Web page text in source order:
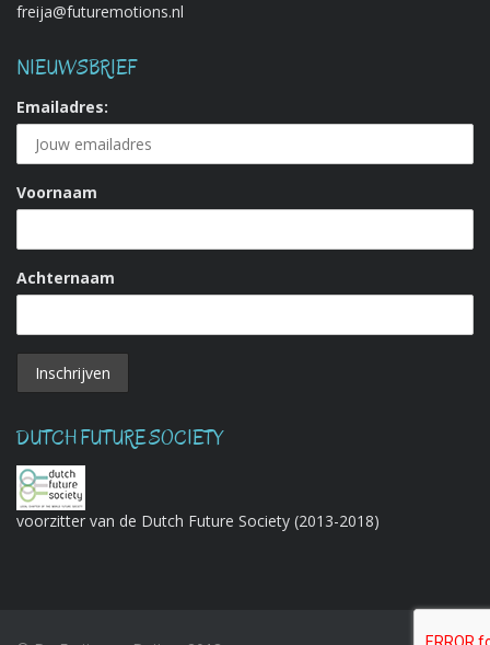
freija@futuremotions.nl
NIEUWSBRIEF
Emailadres:
Voornaam
Achternaam
DUTCH FUTURE SOCIETY
voorzitter van de Dutch Future Society (2013-2018)